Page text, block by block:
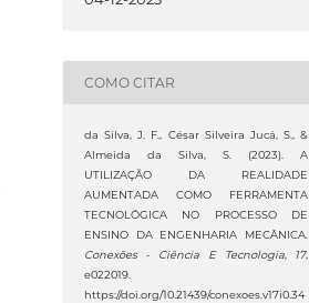
COMO CITAR
da Silva, J. F., César Silveira Jucá, S., &
Almeida da Silva, S. (2023). A
UTILIZAÇÃO DA REALIDADE
AUMENTADA COMO FERRAMENTA
TECNOLÓGICA NO PROCESSO DE
ENSINO DA ENGENHARIA MECÂNICA.
Conexões - Ciência E Tecnologia, 17,
e022019.
https://doi.org/10.21439/conexoes.v17i0.34